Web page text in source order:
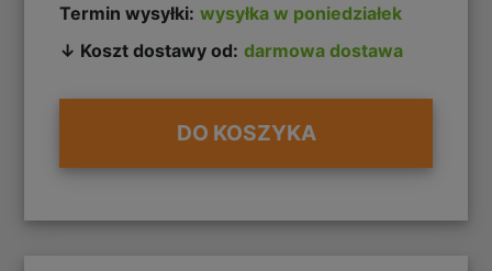
Termin wysyłki: wysyłka w poniedziałek
↓ Koszt dostawy od: darmowa dostawa
DO KOSZYKA